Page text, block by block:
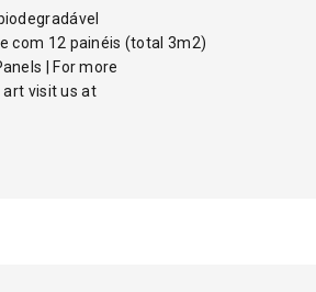
com 12 painéis (total 3m2)